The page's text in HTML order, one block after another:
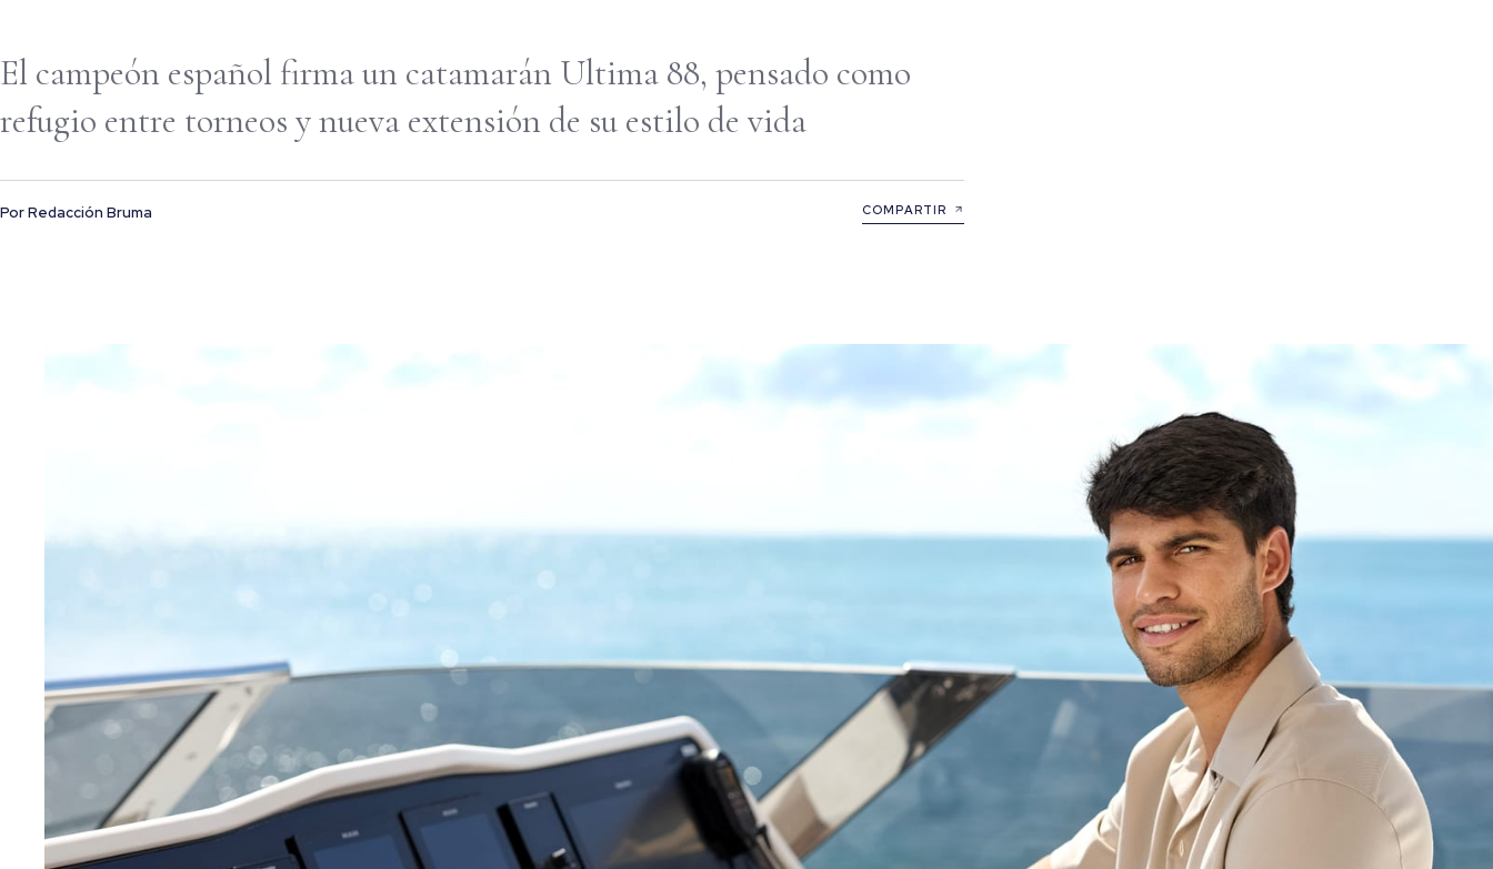
El campeón español firma un catamarán Ultima 88, pensado como
refugio entre torneos y nueva extensión de su estilo de vida
PorRedacción Bruma COMPARTIR